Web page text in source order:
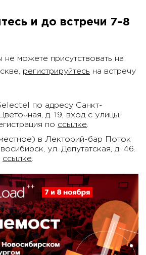
и до встречи 7–8
не можете присутствовать на
регистрируйтесь на встречу
по адресу Санкт-
д. 19, вход с улицы,
по ссылке.
в Лекторий-бар Поток
ул. Депутатская, д. 46.
ссылке.